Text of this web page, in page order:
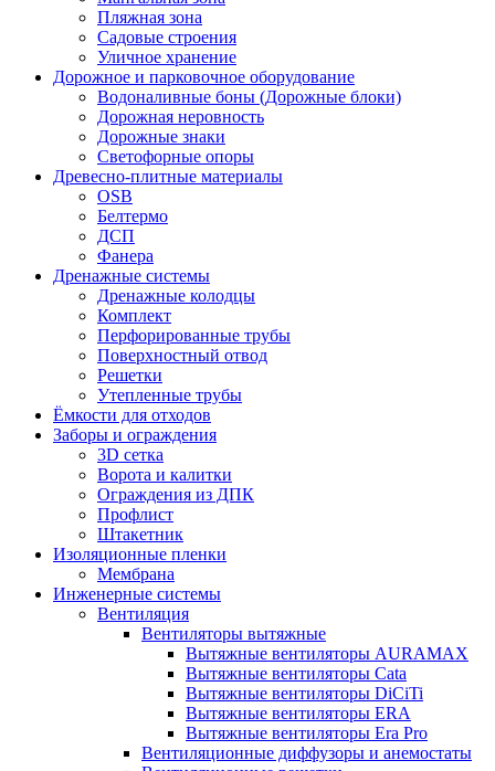
Пляжная зона
Садовые строения
Уличное хранение
Дорожное и парковочное оборудование
Водоналивные боны (Дорожные блоки)
Дорожная неровность
Дорожные знаки
Светофорные опоры
Древесно-плитные материалы
OSB
Белтермо
ДСП
Фанера
Дренажные системы
Дренажные колодцы
Комплект
Перфорированные трубы
Поверхностный отвод
Решетки
Утепленные трубы
Ёмкости для отходов
Заборы и ограждения
3D сетка
Ворота и калитки
Ограждения из ДПК
Профлист
Штакетник
Изоляционные пленки
Мембрана
Инженерные системы
Вентиляция
Вентиляторы вытяжные
Вытяжные вентиляторы AURAMAX
Вытяжные вентиляторы Cata
Вытяжные вентиляторы DiCiTi
Вытяжные вентиляторы ERA
Вытяжные вентиляторы Era Pro
Вентиляционные диффузоры и анемостаты